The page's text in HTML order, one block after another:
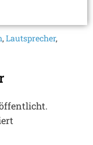
,Lautsprecher,